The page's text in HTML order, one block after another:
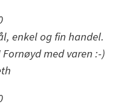
enkel og fin handel.
med varen :-)